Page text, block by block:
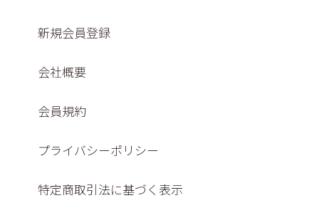
新規会員登録
会社概要
会員規約
プライバシーポリシー
特定商取引法に基づく表示